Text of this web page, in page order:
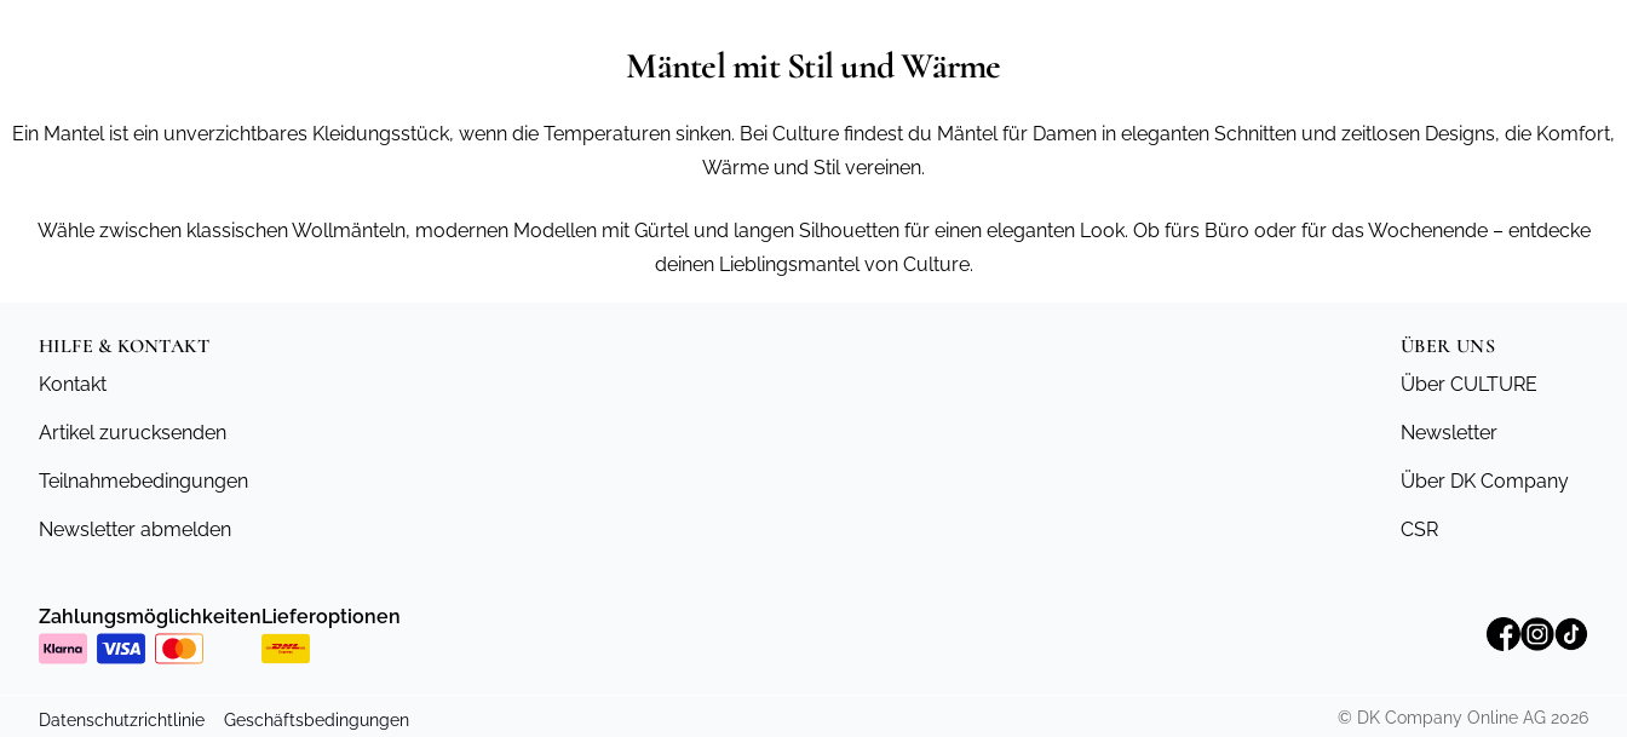
Mäntel mit Stil und Wärme
Ein Mantel ist ein unverzichtbares Kleidungsstück, wenn die Temperaturen sinken. Bei Culture findest du Mäntel für Damen in eleganten Schnitten und zeitlosen Designs, die Komfort,
Wärme und Stil vereinen.
Wähle zwischen klassischen Wollmänteln, modernen Modellen mit Gürtel und langen Silhouetten für einen eleganten Look. Ob fürs Büro oder für das Wochenende – entdecke
deinen Lieblingsmantel von Culture.
HILFE & KONTAKT
Kontakt
Artikel zurucksenden
Teilnahmebedingungen
Newsletter abmelden
ÜBER UNS
Über CULTURE
Newsletter
Über DK Company
CSR
ZahlungsmöglichkeitenLieferoptionen
Datenschutzrichtlinie Geschäftsbedingungen © DK Company Online AG 2026